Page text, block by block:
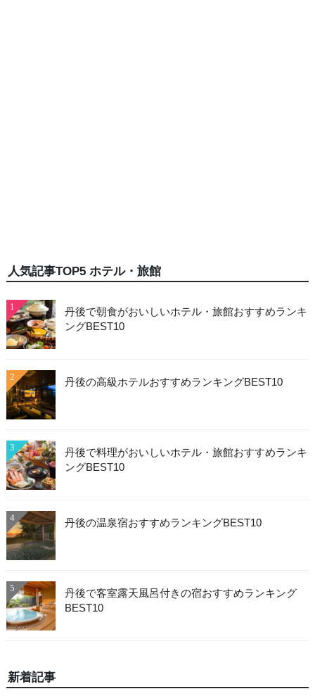
人気記事TOP5 ホテル・旅館
1
丹後で朝食がおいしいホテル・旅館おすすめランキ
ングBEST10
2 丹後の高級ホテルおすすめランキングBEST10
3
丹後で料理がおいしいホテル・旅館おすすめランキ
ングBEST10
4 丹後の温泉宿おすすめランキングBEST10
5
丹後で客室露天風呂付きの宿おすすめランキング
BEST10
新着記事